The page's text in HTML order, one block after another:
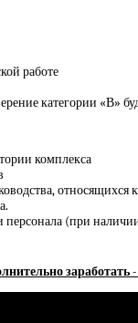
работе
категории «В»
комплекса
(при
заработать